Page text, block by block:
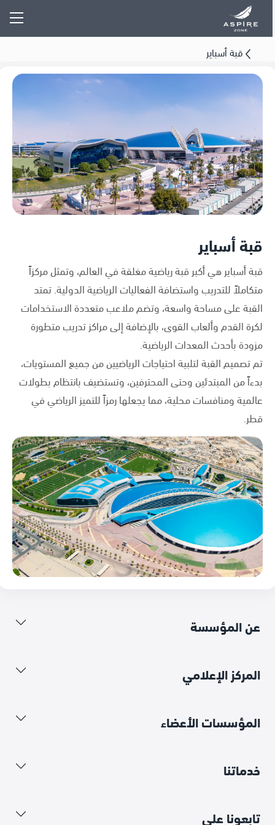
قبة أسباير
قبة أسباير
قبة أسباير هي أكبر قبة رياضية مغلقة في العالم، وتمثل مركزاً
متكاملاً للتدريب واستضافة الفعاليات الرياضية الدولية. تمتد
القبة على مساحة واسعة، وتضم ملاعب متعددة الاستخدامات
لكرة القدم وألعاب القوى، بالإضافة إلى مراكز تدريب متطورة
مزودة بأحدث المعدات الرياضية.
تم تصميم القبة لتلبية احتياجات الرياضيين من جميع المستويات،
بدءاً من المبتدئين وحتى المحترفين، وتستضيف بانتظام بطولات
عالمية ومنافسات محلية، مما يجعلها رمزاً للتميز الرياضي في
قطر.
عن المؤسسة
المركز الإعلامي
المؤسسات الأعضاء
خدماتنا
تابعونا على